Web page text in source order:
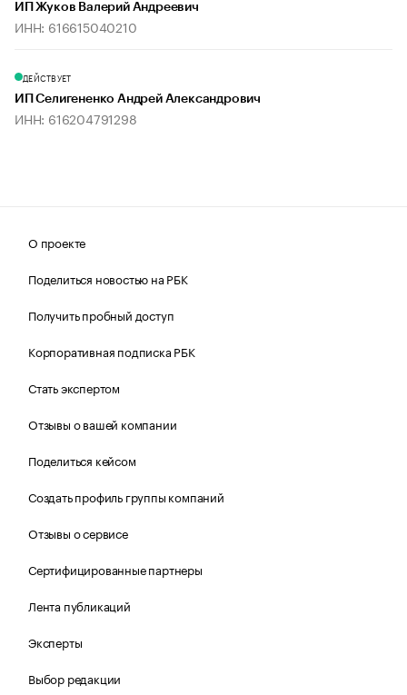
ИП Жуков Валерий Андреевич
ИНН: 616615040210
ДЕЙСТВУЕТ
ИП Селигененко Андрей Александрович
ИНН: 616204791298
О проекте
Поделиться новостью на РБК
Получить пробный доступ
Корпоративная подписка РБК
Стать экспертом
Отзывы о вашей компании
Поделиться кейсом
Создать профиль группы компаний
Отзывы о сервисе
Сертифицированные партнеры
Лента публикаций
Эксперты
Выбор редакции